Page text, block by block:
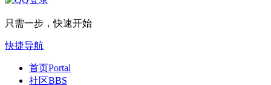
只需一步，快速开始
快捷导航
首页Portal
社区BBS